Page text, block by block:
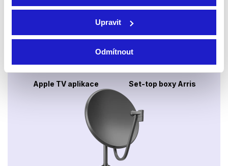
Upravit
Odmítnout
Xbox app
Apple TV aplikace Set-top boxy Arris